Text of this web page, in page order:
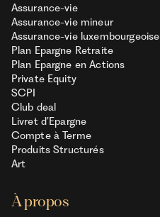
Assurance-vie
Assurance-vie mineur
Assurance-vie luxembourgeoise
Plan Epargne Retraite
Plan Epargne en Actions
Private Equity
SCPI
Club deal
Livret d’Epargne
Compte à Terme
Produits Structurés
Art
À propos